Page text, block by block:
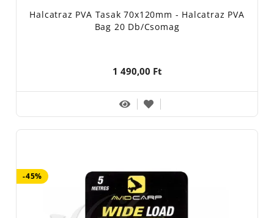
Halcatraz PVA Tasak 70x120mm - Halcatraz PVA
Bag 20 Db/csomag
1 490,00 Ft
-45%